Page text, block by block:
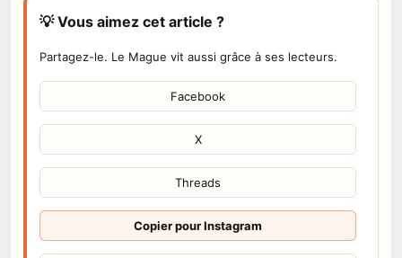
💡 Vous aimez cet article ?
Partagez-le. Le Mague vit aussi grâce à ses lecteurs.
Facebook
X
Threads
Copier pour Instagram